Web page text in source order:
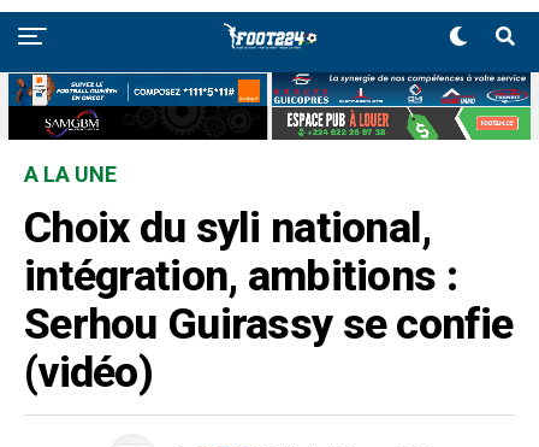
A LA UNE
Choix du syli national,
intégration, ambitions :
Serhou Guirassy se confie
(vidéo)